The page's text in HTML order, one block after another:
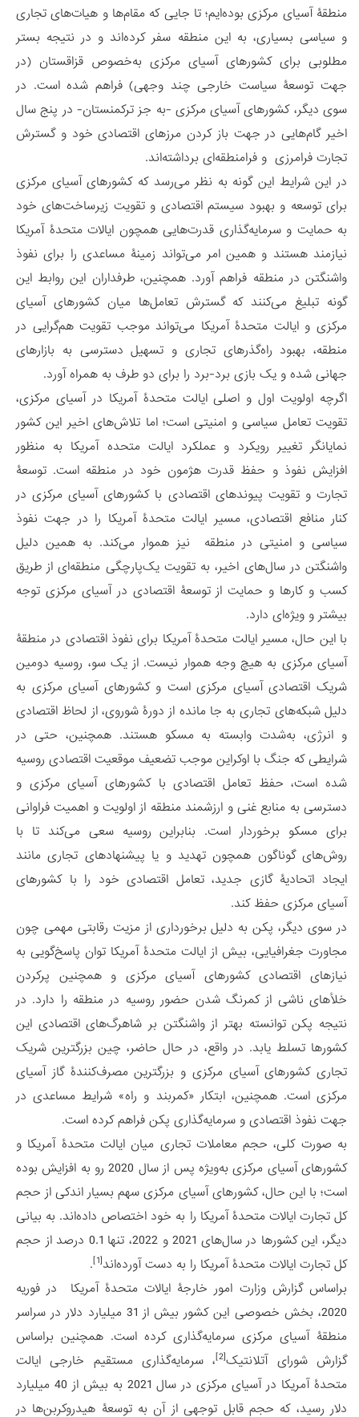
منطقۀ آسیای مرکزی بوده‌ایم؛ تا جایی که مقام‌ها و هیات‌های تجاری
و سیاسی بسیاری، به این منطقه سفر کرده‌اند و در نتیجه بستر
مطلوبی برای کشورهای آسیای مرکزی به‌خصوص قزاقستان (در
جهت توسعۀ سیاست خارجی چند وجهی) فراهم شده است. در
سوی دیگر، کشورهای آسیای مرکزی -به جز ترکمنستان- در پنج سال
اخیر گام‌هایی در جهت باز کردن مرزهای اقتصادی خود و گسترش
تجارت فرامرزی و فرامنطقه‌ای برداشته‌اند.
در این شرایط این گونه به نظر می‌رسد که کشورهای آسیای مرکزی
برای توسعه و بهبود سیستم اقتصادی و تقویت زیرساخت‌های خود
به حمایت و سرمایه‌گذاری قدرت‌هایی همچون ایالات متحدۀ آمریکا
نیازمند هستند و همین امر می‌تواند زمینۀ مساعدی را برای نفوذ
واشنگتن در منطقه فراهم آورد. همچنین، طرفداران این روابط این
گونه تبلیغ می‌کنند که گسترش تعامل‌ها میان کشورهای آسیای
مرکزی و ایالت متحدۀ آمریکا می‌تواند موجب تقویت هم‌گرایی در
منطقه، بهبود راه‌گذرهای تجاری و تسهیل دسترسی به بازارهای
جهانی شده و یک بازی برد-برد را برای دو طرف به همراه آورد.
اگرچه اولویت اول و اصلی ایالت متحدۀ آمریکا در آسیای مرکزی،
تقویت تعامل سیاسی و امنیتی است؛ اما تلاش‌های اخیر این کشور
نمایانگر تغییر رویکرد و عملکرد ایالت متحده آمریکا به منظور
افزایش نفوذ و حفظ قدرت هژمون خود در منطقه است. توسعۀ
تجارت و تقویت پیوندهای اقتصادی با کشورهای آسیای مرکزی در
کنار منافع اقتصادی، مسیر ایالت متحدۀ آمریکا را در جهت نفوذ
سیاسی و امنیتی در منطقه نیز هموار می‌کند. به همین دلیل
واشنگتن در سال‌های اخیر، به تقویت یک‌پارچگی منطقه‌ای از طریق
کسب و کارها و حمایت از توسعۀ اقتصادی در آسیای مرکزی توجه
بیشتر و ویژه‌ای دارد.
با این حال، مسیر ایالت متحدۀ آمریکا برای نفوذ اقتصادی در منطقۀ
آسیای مرکزی به هیچ وجه هموار نیست. از یک سو، روسیه دومین
شریک اقتصادی آسیای مرکزی است و کشورهای آسیای مرکزی به
دلیل شبکه‌های تجاری به جا مانده از دورۀ شوروی، از لحاظ اقتصادی
و انرژی، به‌شدت وابسته به مسکو هستند. همچنین، حتی در
شرایطی که جنگ با اوکراین موجب تضعیف موقعیت اقتصادی روسیه
شده است، حفظ تعامل اقتصادی با کشورهای آسیای مرکزی و
دسترسی به منابع غنی و ارزشمند منطقه از اولویت و اهمیت فراوانی
برای مسکو برخوردار است. بنابراین روسیه سعی می‌کند تا با
روش‌های گوناگون همچون تهدید و یا پیشنهادهای تجاری مانند
ایجاد اتحادیۀ گازی جدید، تعامل اقتصادی خود را با کشورهای
آسیای مرکزی حفظ کند.
در سوی دیگر، پکن به دلیل برخورداری از مزیت رقابتی مهمی چون
مجاورت جغرافیایی، بیش از ایالت متحدۀ آمریکا توان پاسخ‌گویی به
نیازهای اقتصادی کشورهای آسیای مرکزی و همچنین پرکردن
خلأهای ناشی از کمرنگ شدن حضور روسیه در منطقه را دارد. در
نتیجه پکن توانسته بهتر از واشنگتن بر شاهرگ‌های اقتصادی این
کشورها تسلط یابد. در واقع، در حال حاضر، چین بزرگترین شریک
تجاری کشورهای آسیای مرکزی و بزرگترین مصرف‌کنندۀ گاز آسیای
مرکزی است. همچنین، ابتکار «کمربند و راه» شرایط مساعدی در
جهت نفوذ اقتصادی و سرمایه‌گذاری پکن فراهم کرده است.
به صورت کلی، حجم معاملات تجاری میان ایالت متحدۀ آمریکا و
کشورهای آسیای مرکزی به‌ویژه پس از سال 2020 رو به افزایش بوده
است؛ با این حال، کشورهای آسیای مرکزی سهم بسیار اندکی از حجم
کل تجارت ایالات متحدۀ آمریکا را به خود اختصاص داده‌اند. به بیانی
دیگر، این کشورها در سال‌های 2021 و 2022، تنها 0.1 درصد از حجم
کل تجارت ایالات متحدۀ آمریکا را به دست آورده‌اند[1]
.
براساس گزارش وزارت امور خارجۀ ایالات متحدۀ آمریکا در فوریه
2020، بخش خصوصی این کشور بیش از 31 میلیارد دلار در سراسر
منطقۀ آسیای مرکزی سرمایه‌گذاری کرده است. همچنین براساس
گزارش شورای آتلانتیک[2] ، سرمایه‌گذاری مستقیم خارجی ایالت
متحدۀ آمریکا در آسیای مرکزی در سال 2021 به بیش از 40 میلیارد
دلار رسید، که حجم قابل توجهی از آن به توسعۀ هیدروکربن‌ها در